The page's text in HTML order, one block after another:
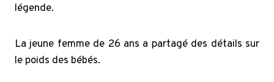
légende.
La jeune femme de 26 ans a partagé des détails sur
le poids des bébés.